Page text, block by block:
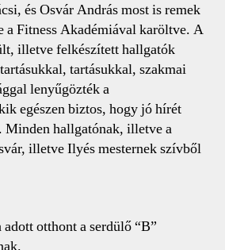
és Osvár András most is remek
a Fitness Akadémiával karöltve. A
illetve felkészített hallgatók
tartásukkal, szakmai
lenyűgözték a
egészen biztos, hogy jó hírét
Minden hallgatónak, illetve a
illetve Ilyés mesternek szívből
otthont a serdülő “B”